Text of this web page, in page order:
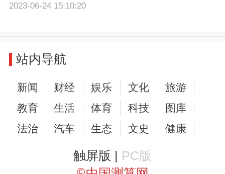
2023-06-24 15:10:20
站内导航
新闻 财经 娱乐 文化
旅游
教育
生活 体育 科技
图库
法治
汽车 生态 文史 健康
触屏版 | PC版